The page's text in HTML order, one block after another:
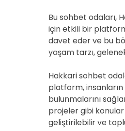
Bu sohbet odaları,
için etkili bir
davet eder ve bu
yaşam tarzı,
Hakkari sohbet
platform, insanların
bulunmalarını
projeler gibi
geliştirilebilir ve